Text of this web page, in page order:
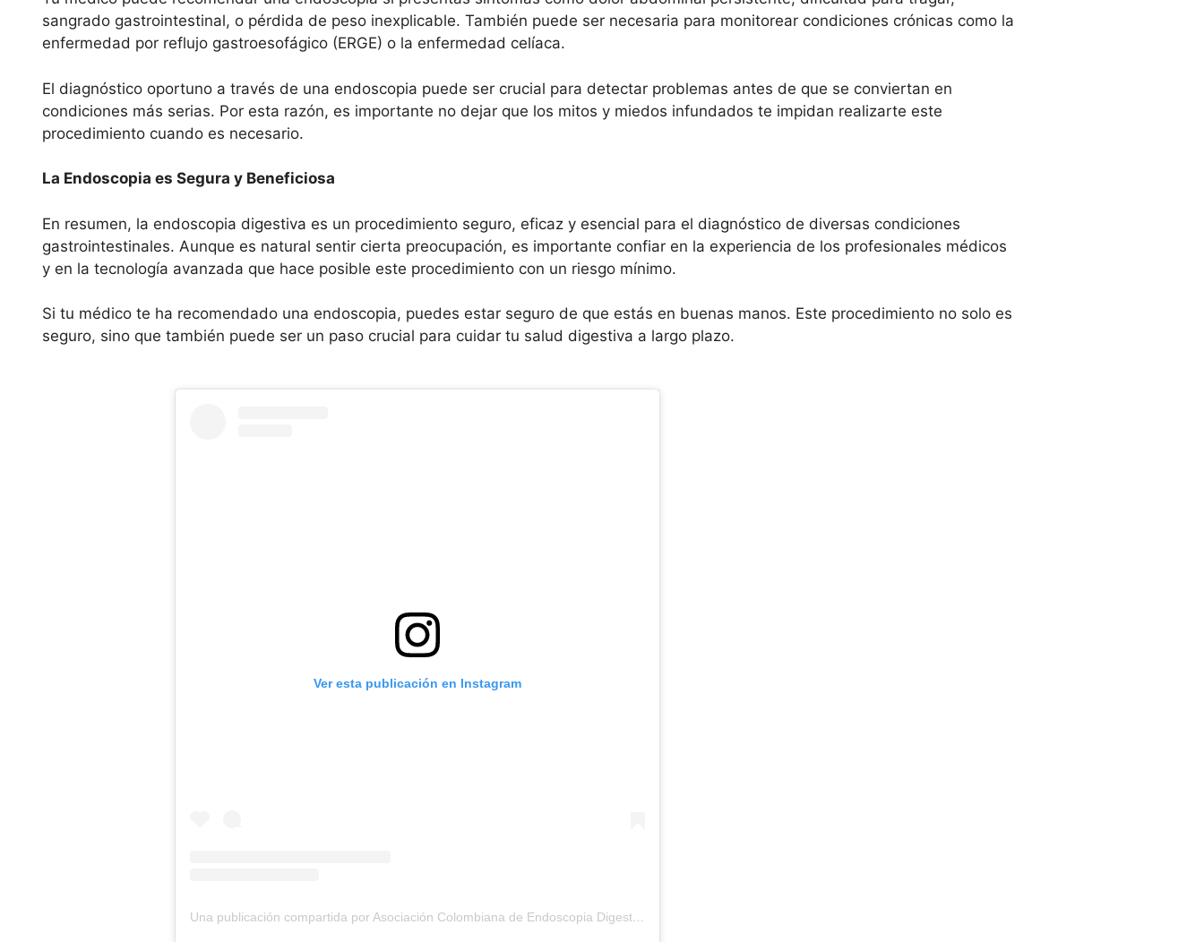
sangrado gastrointestinal, o pérdida de peso inexplicable. También puede ser necesaria para monitorear condiciones crónicas como la
enfermedad por reflujo gastroesofágico (ERGE) o la enfermedad celíaca.
El diagnóstico oportuno a través de una endoscopia puede ser crucial para detectar problemas antes de que se conviertan en
condiciones más serias. Por esta razón, es importante no dejar que los mitos y miedos infundados te impidan realizarte este
procedimiento cuando es necesario.
La Endoscopia es Segura y Beneficiosa
En resumen, la endoscopia digestiva es un procedimiento seguro, eficaz y esencial para el diagnóstico de diversas condiciones
gastrointestinales. Aunque es natural sentir cierta preocupación, es importante confiar en la experiencia de los profesionales médicos
y en la tecnología avanzada que hace posible este procedimiento con un riesgo mínimo.
Si tu médico te ha recomendado una endoscopia, puedes estar seguro de que estás en buenas manos. Este procedimiento no solo es
seguro, sino que también puede ser un paso crucial para cuidar tu salud digestiva a largo plazo.
Ver esta publicación en Instagram
Una publicación compartida por Asociación Colombiana de Endoscopia Digestiva (@aced1970)